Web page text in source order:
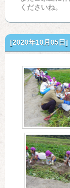
くださいね。
[2020年10月05日]